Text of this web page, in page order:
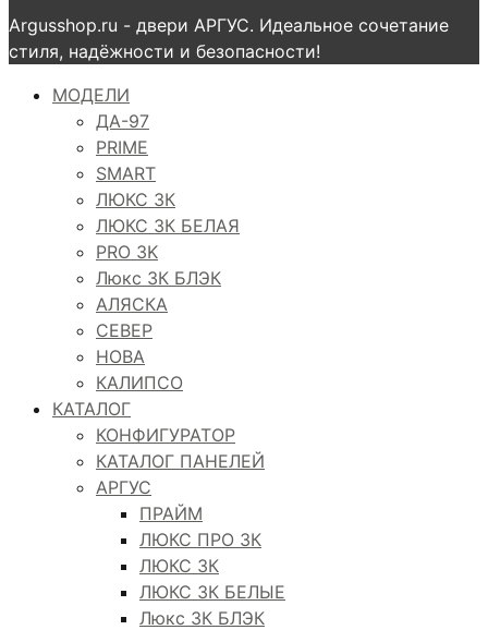
Argusshop.ru - двери АРГУС. Идеальное сочетание
стиля, надёжности и безопасности!
МОДЕЛИ
ДА-97
PRIME
SMART
ЛЮКС 3К
ЛЮКС 3К БЕЛАЯ
PRO 3K
Люкс 3К БЛЭК
АЛЯСКА
СЕВЕР
НОВА
КАЛИПСО
КАТАЛОГ
КОНФИГУРАТОР
КАТАЛОГ ПАНЕЛЕЙ
АРГУС
ПРАЙМ
ЛЮКС ПРО 3К
ЛЮКС 3К
ЛЮКС 3К БЕЛЫЕ
Люкс 3К БЛЭК